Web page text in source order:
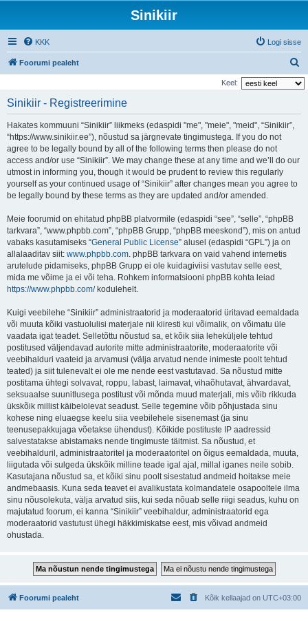
Sinikiir
KKK Logi sisse
Foorumi pealeht
t
Keel:
Sinikiir - Registreerimine
Hakates kommuuni “Sinikiir” liikmeks (edaspidi "me", "meie", "meid", “Sinikiir”,
“https://www.sinikiir.ee”), nõustud sa järgnevate tingimustega. If you do not
agree to be legally bound by all of the following terms then please do not
access and/or use “Sinikiir”. We may change these at any time and we’ll do our
utmost in informing you, though it would be prudent to review this regularly
yourself as your continued usage of “Sinikiir” after changes mean you agree to
be legally bound by these terms as they are updated and/or amended.
Meie foorumid on ehitatud phpBB platvormile (edaspidi “see”, “selle”, “phpBB
tarkvara”, “www.phpbb.com”, “phpBB Grupp, “phpBB meeskond”), mis on antud
vabaks kasutamiseks “General Public License” alusel (edaspidi “GPL”) ja on
allalaaditav siit: www.phpbb.com. phpBB tarkvara on vaid vahend internetis
arutelude pidamiseks, phpBB Grupp ei ole kuidagiviisi vastutav selle eest,
mida me võime ja ei või teha. Rohkem informatsiooni phpBB kohta leiad
https://www.phpbb.com/kodulehelt.
Kuigi veebilehe “Sinikiir” administraatorid ja moderaatorid üritavad eemaldada
või muuta kõiki vastuolulisi materjale nii kiiresti kui võimalik, on võimatu üle
vaadata igat teadet. Selletõttu nõustud sa, et kõik siia leheküljele tehtud
postitused väljendavad autorite mitte administraatorite, moderaatorite või
veebihalduri vaateid ja arvamusi (välja arvatud nende inimeste poolt tehtud
teated) ja siit tulenevalt ei ole me nende eest vastutavad. Sa nõustud mitte
postitama ühtegi solvavat, roppu, labast, laimavat, vihaõhutavat, ähvardavat,
seksuaalse suunitlusega postitust või mõnda muud materjali, mis võib rikkuda
ükskõik millist käibelolevat seadust. Selle tegemine võib põhjustada sinu
kohese ning eluaegse keelu siia veebilehele sisenemast (ja sinu
teenusepakkujaga võetakse ühendust). Kõikide postituste IP aadressid
salvestatakse abistamaks nende tingimuste täitmist. Sa nõustud, et
veebihalduril, administraatoritel ja moderaatoritel on õigus eemaldada, muuta,
liigutada või sulgeda ükskõik milline teade igal ajal, millal iganes neile sobib.
Kasutajana nõustud sa, et kõiki sinu poolt sisestatud andmeid hoitakse meie
andmebaasis. Kuna seda teavet ei avalikustata kolmandatele osapooltele ilma
sinu nõusolekuta, välja arvatud siis, kui seda nõuab selle riigi seadus, kuhu on
majutatud foorum, ei kanna “Sinikiir” veebihaldur, administraatorid ega
moderaatorid vastutust ühegi häkkimiskatse eest, mis võivad andmeid
ohustada.
Foorumi pealeht Kõik kellaajad on UTC+03:00